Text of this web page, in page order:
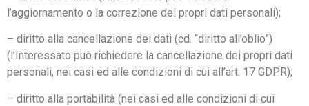
l’aggiornamento o la correzione dei propri dati personali);
– diritto alla cancellazione dei dati (cd. “diritto all’oblio”)
(l’Interessato può richiedere la cancellazione dei propri dati
personali, nei casi ed alle condizioni di cui all’art. 17 GDPR);
– diritto alla portabilità (nei casi ed alle condizioni di cui